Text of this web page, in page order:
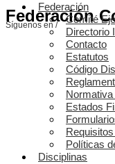
Federación
Síguenos en /
Federación
Comité
Directorio
Contacto
Estatutos
Código
Estados
Políticas
Disciplinas